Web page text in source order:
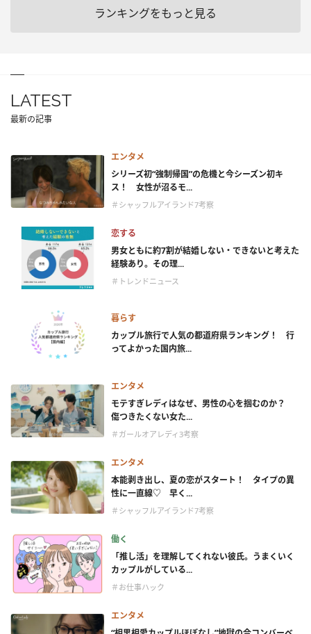
ランキングをもっと見る
LATEST
最新の記事
エンタメ
シリーズ初“強制帰国”の危機と今シーズン初キ
ス！ 女性が沼るモ...
＃シャッフルアイランド7考察
恋する
男女ともに約7割が結婚しない・できないと考えた
経験あり。その理...
＃トレンドニュース
暮らす
カップル旅行で人気の都道府県ランキング！ 行
ってよかった国内旅...
エンタメ
モテすぎレディはなぜ、男性の心を掴むのか？
傷つきたくない女た...
＃ガールオアレディ3考察
エンタメ
本能剥き出し、夏の恋がスタート！ タイプの異
性に一直線♡ 早く...
＃シャッフルアイランド7考察
働く
「推し活」を理解してくれない彼氏。うまくいく
カップルがしている...
＃お仕事ハック
エンタメ